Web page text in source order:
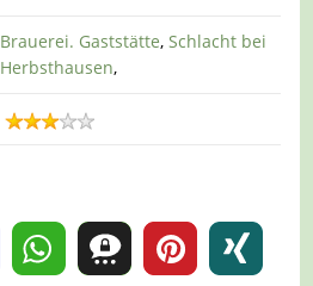
Brauerei. Gaststätte,Schlacht bei
Herbsthausen,
0